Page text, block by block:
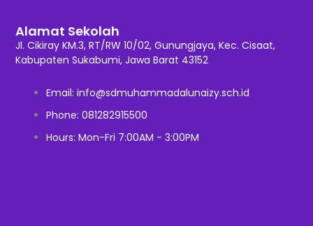
Alamat Sekolah
Jl. Cikiray KM.3, RT/RW 10/02, Gunungjaya, Kec. Cisaat,
Kabupaten Sukabumi, Jawa Barat 43152
Email: info@sdmuhammadalunaizy.sch.id
Phone: 081282915500
Hours: Mon-Fri 7:00AM - 3:00PM